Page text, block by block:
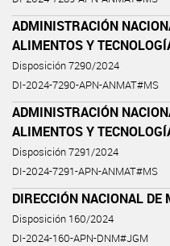
ADMINISTRACIÓN
ALIMENTOS Y
Disposición 7290/2024
DI-2024-7290-APN-ANMAT#MS
ADMINISTRACIÓN
ALIMENTOS Y
Disposición 7291/2024
DI-2024-7291-APN-ANMAT#MS
DIRECCIÓN NACIONAL DE
Disposición 160/2024
DI-2024-160-APN-DNM#JGM